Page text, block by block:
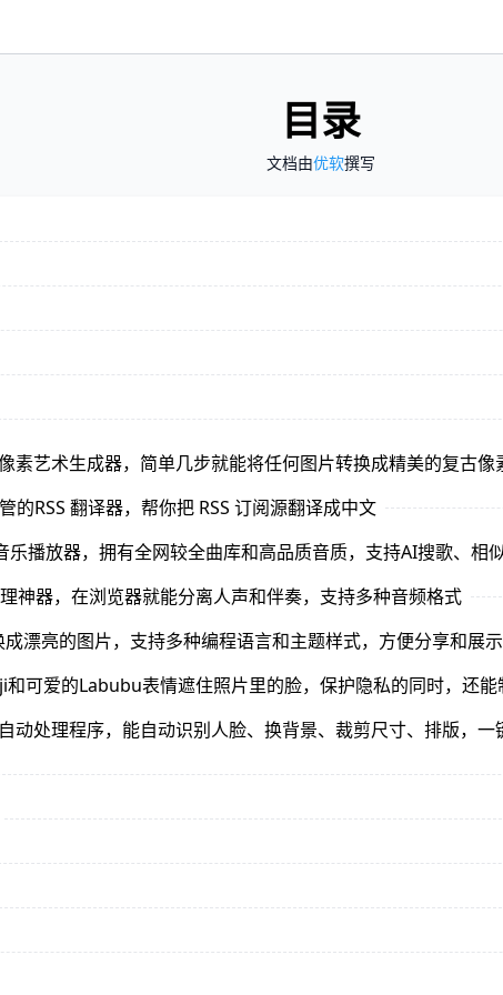
目录
文档由优软撰写
素艺术生成器，简单几步就能将任何图片转换成精美的复古像
的RSS 翻译器，帮你把 RSS 订阅源翻译成中文
乐播放器，拥有全网较全曲库和高品质音质，支持AI搜歌、相
神器，在浏览器就能分离人声和伴奏，支持多种音频格式
漂亮的图片，支持多种编程语言和主题样式，方便分享和展
可爱的Labubu表情遮住照片里的脸，保护隐私的同时，还
动处理程序，能自动识别人脸、换背景、裁剪尺寸、排版，一